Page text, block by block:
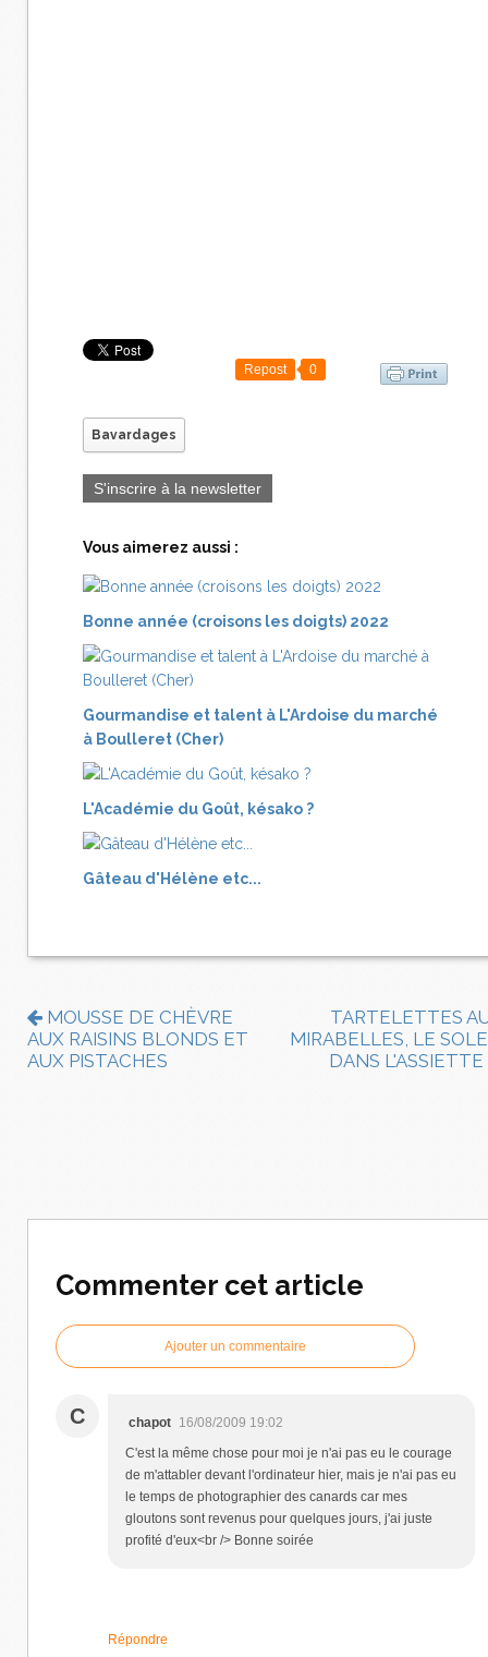
Repost 0
Bavardages
S'inscrire à la newsletter
Vous aimerez aussi :
Bonne année (croisons les doigts) 2022
Gourmandise et talent à L'Ardoise du marché
à Boulleret (Cher)
L'Académie du Goût, késako ?
Gâteau d'Hélène etc...
MOUSSE DE CHÈVRE
AUX RAISINS BLONDS ET
AUX PISTACHES
TARTELETTES
MIRABELLES, LE
DANS L'ASSIETTE
Commenter cet article
Ajouter un commentaire
C chapot 16/08/2009 19:02
C'est la même chose pour moi je n'ai pas eu le courage
de m'attabler devant l'ordinateur hier, mais je n'ai pas eu
le temps de photographier des canards car mes
gloutons sont revenus pour quelques jours, j'ai juste
profité d'eux<br /> Bonne soirée
Répondre